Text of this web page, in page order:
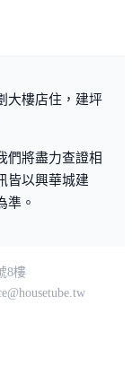
大樓店住，建坪
們將盡力查證相
皆以興華城建
準。
8樓